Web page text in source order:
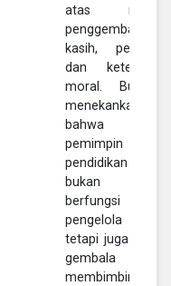
atas nilai-
penggembalaan,
kasih,
dan
moral. Buku
menekankan
bahwa
pemimpin
pendidikan
bukan
berfungsi
pengelola
tetapi juga
gembala
membimbing,